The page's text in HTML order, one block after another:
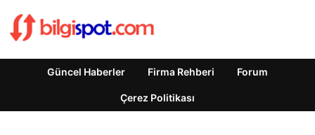
Güncel Haberler Firma Rehberi Forum
Çerez Politikası